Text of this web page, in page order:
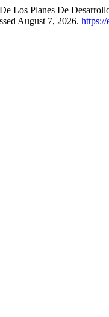
Los Planes De
August 7, 2026.